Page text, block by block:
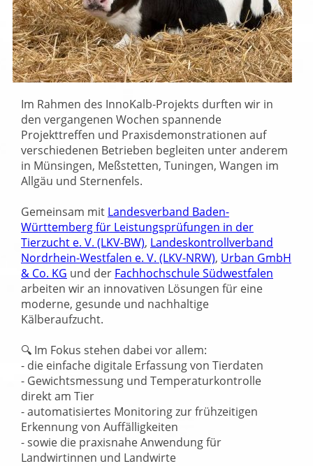
Im Rahmen des InnoKalb-Projekts durften wir in
den vergangenen Wochen spannende
Projekttreffen und Praxisdemonstrationen auf
verschiedenen Betrieben begleiten unter anderem
in Münsingen, Meßstetten, Tuningen, Wangen im
Allgäu und Sternenfels.
Gemeinsam mit Landesverband Baden-
Württemberg für Leistungsprüfungen in der
Tierzucht e. V. (LKV-BW), Landeskontrollverband
Nordrhein-Westfalen e. V. (LKV-NRW), Urban GmbH
& Co. KG und der Fachhochschule Südwestfalen
arbeiten wir an innovativen Lösungen für eine
moderne, gesunde und nachhaltige
Kälberaufzucht.
🔍 Im Fokus stehen dabei vor allem:
- die einfache digitale Erfassung von Tierdaten
- Gewichtsmessung und Temperaturkontrolle
direkt am Tier
- automatisiertes Monitoring zur frühzeitigen
Erkennung von Auffälligkeiten
- sowie die praxisnahe Anwendung für
Landwirtinnen und Landwirte